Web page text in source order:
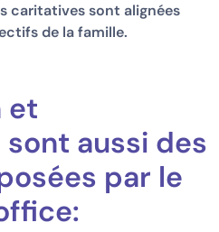
caritatives sont alignées
de la famille.
et
aussi des
par le